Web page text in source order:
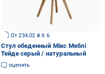
От 234.02 ₴ X 6
Стул обеденный Мікс Меблі
Тейде серый / натуральный
оценить